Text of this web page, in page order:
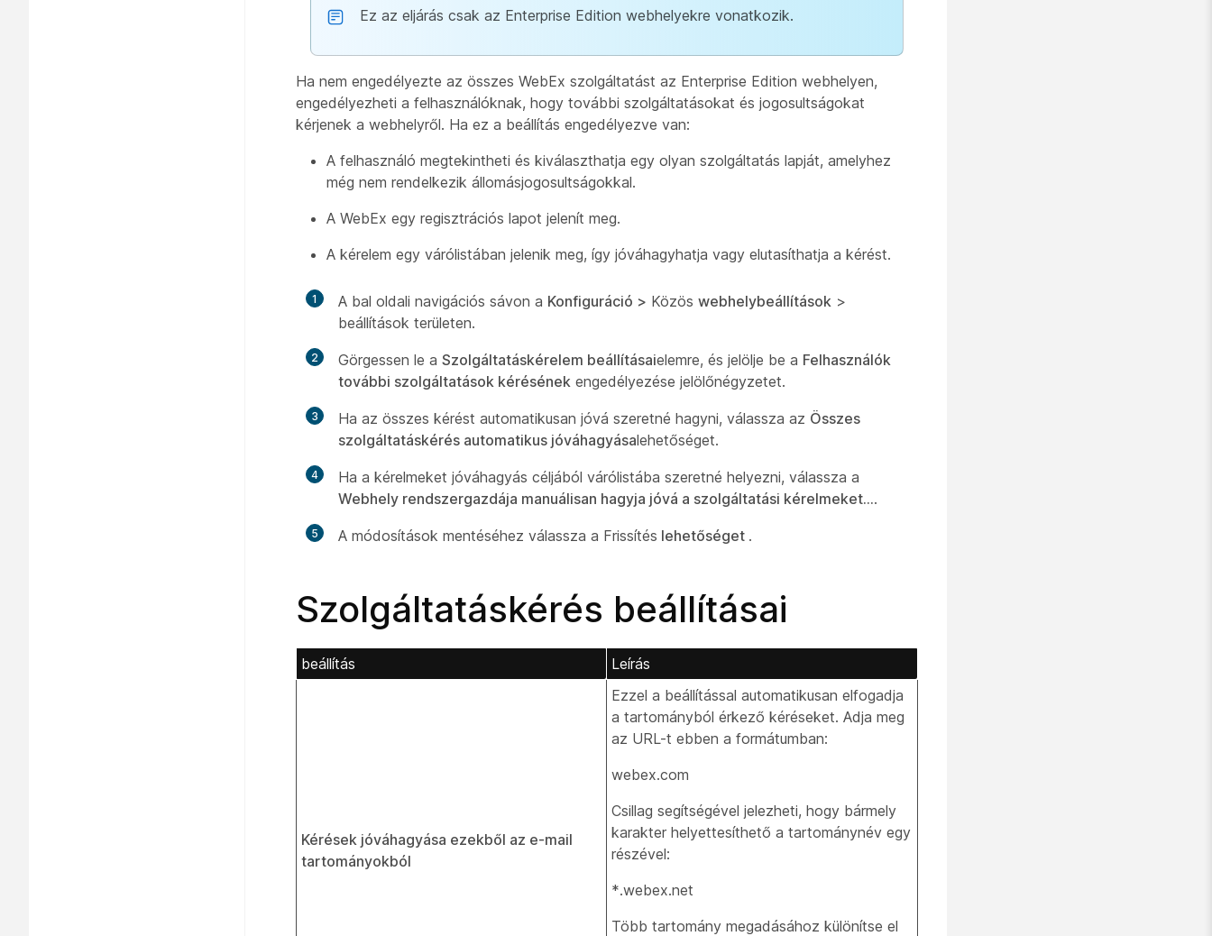
Ez az eljárás csak az Enterprise Edition webhelyekre vonatkozik.
Ha nem engedélyezte az összes WebEx szolgáltatást az Enterprise Edition webhelyen,
engedélyezheti a felhasználóknak, hogy további szolgáltatásokat és jogosultságokat
kérjenek a webhelyről. Ha ez a beállítás engedélyezve van:
A felhasználó megtekintheti és kiválaszthatja egy olyan szolgáltatás lapját, amelyhez
még nem rendelkezik állomásjogosultságokkal.
A WebEx egy regisztrációs lapot jelenít meg.
A kérelem egy várólistában jelenik meg, így jóváhagyhatja vagy elutasíthatja a kérést.
1 A bal oldali navigációs sávon a Konfiguráció > Közös webhelybeállítások >
beállítások területen.
2 Görgessen le a Szolgáltatáskérelem beállításaielemre, és jelölje be a Felhasználók
további szolgáltatások kérésének engedélyezése jelölőnégyzetet.
3 Ha az összes kérést automatikusan jóvá szeretné hagyni, válassza az Összes
szolgáltatáskérés automatikus jóváhagyásalehetőséget.
4
Ha a kérelmeket jóváhagyás céljából várólistába szeretné helyezni, válassza a
Webhely rendszergazdája manuálisan hagyja jóvá a szolgáltatási kérelmeket....
5 A módosítások mentéséhez válassza a Frissítés lehetőséget .
Szolgáltatáskérés beállításai
beállítás Leírás
Kérések jóváhagyása ezekből az e-mail
tartományokból
Ezzel a beállítással automatikusan elfogadja
a tartományból érkező kéréseket. Adja meg
az URL-t ebben a formátumban:
webex.com
Csillag segítségével jelezheti, hogy bármely
karakter helyettesíthető a tartománynév egy
részével:
*.webex.net
Több tartomány megadásához különítse el